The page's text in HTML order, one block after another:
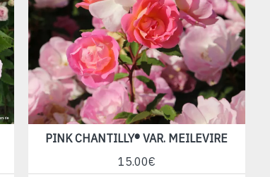
PINK CHANTILLY® VAR. MEILEVIRE
15.00€